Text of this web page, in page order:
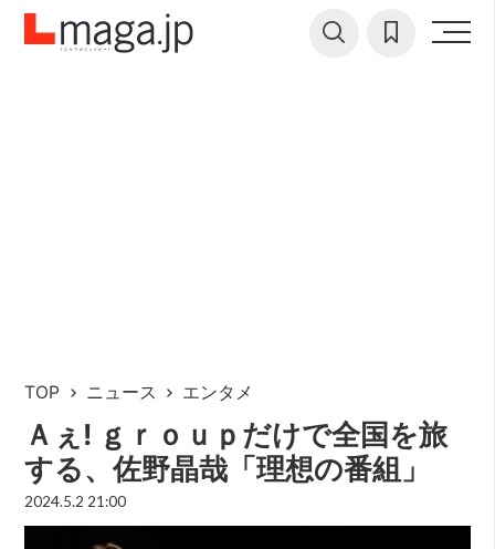
TOP ニュース エンタメ
Ａぇ! ｇｒｏｕｐだけで全国を旅
する、佐野晶哉「理想の番組」
2024.5.2 21:00